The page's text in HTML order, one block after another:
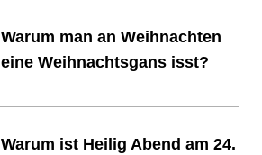
Warum man an Weihnachten
eine Weihnachtsgans isst?
Warum ist Heilig Abend am 24.